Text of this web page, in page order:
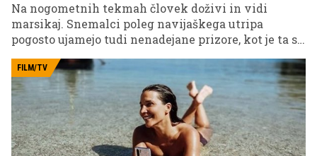
Na nogometnih tekmah človek doživi in vidi
marsikaj. Snemalci poleg navijaškega utripa
pogosto ujamejo tudi nenadejane prizore, kot je ta s
kjer je še pred srečanjem vso pozornost ukradla
vroča hrvaška navijačica, ki jo je je kamera ujela
ravno v trenutku, ko ji je v dekolte padla kokica.
FILM/TV